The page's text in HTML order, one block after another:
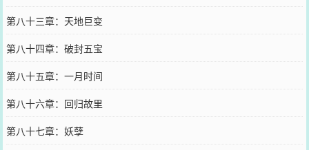
第八十三章：天地巨变
第八十四章：破封五宝
第八十五章：一月时间
第八十六章：回归故里
第八十七章：妖孽